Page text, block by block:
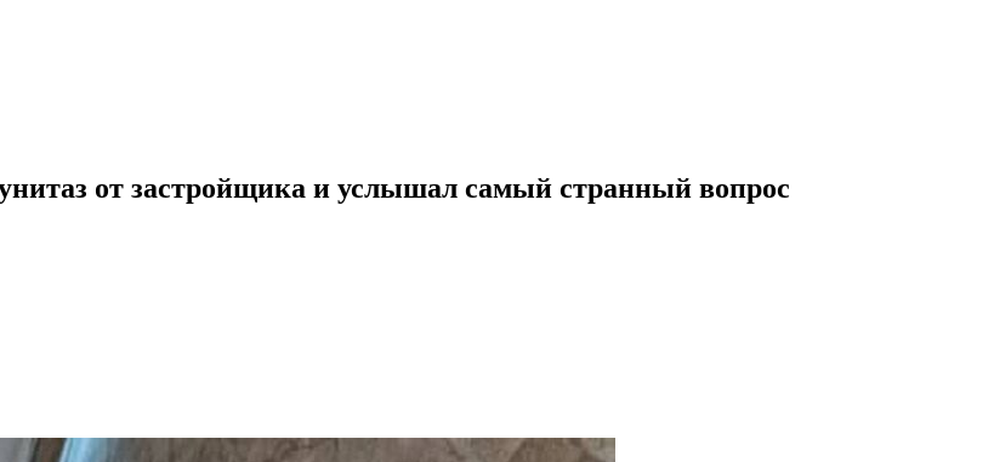
от застройщика и услышал самый странный вопрос